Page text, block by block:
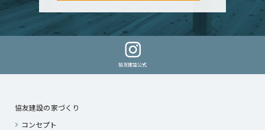
協友建設公式
協友建設の家づくり
コンセプト